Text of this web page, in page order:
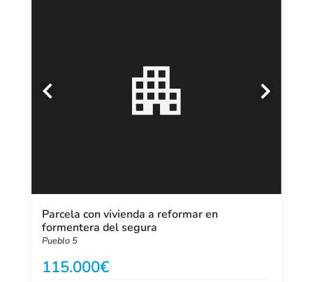
Parcela con vivienda a reformar en
formentera del segura
Pueblo 5
115.000